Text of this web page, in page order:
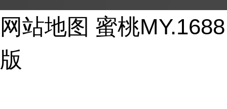
网站地图 蜜桃
版